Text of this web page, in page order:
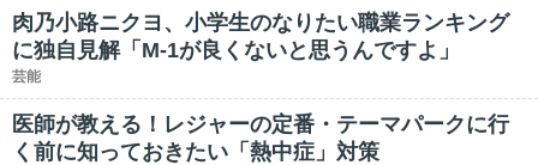
肉乃小路ニクヨ、小学生のなりたい職業ランキング
に独自見解「M-1が良くないと思うんですよ」
芸能
医師が教える！レジャーの定番・テーマパークに行
く前に知っておきたい「熱中症」対策